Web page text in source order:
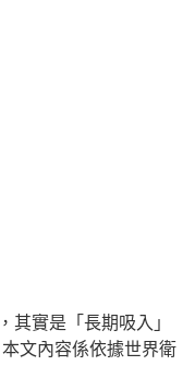
其實是「長期吸入」
文內容係依據世界衛